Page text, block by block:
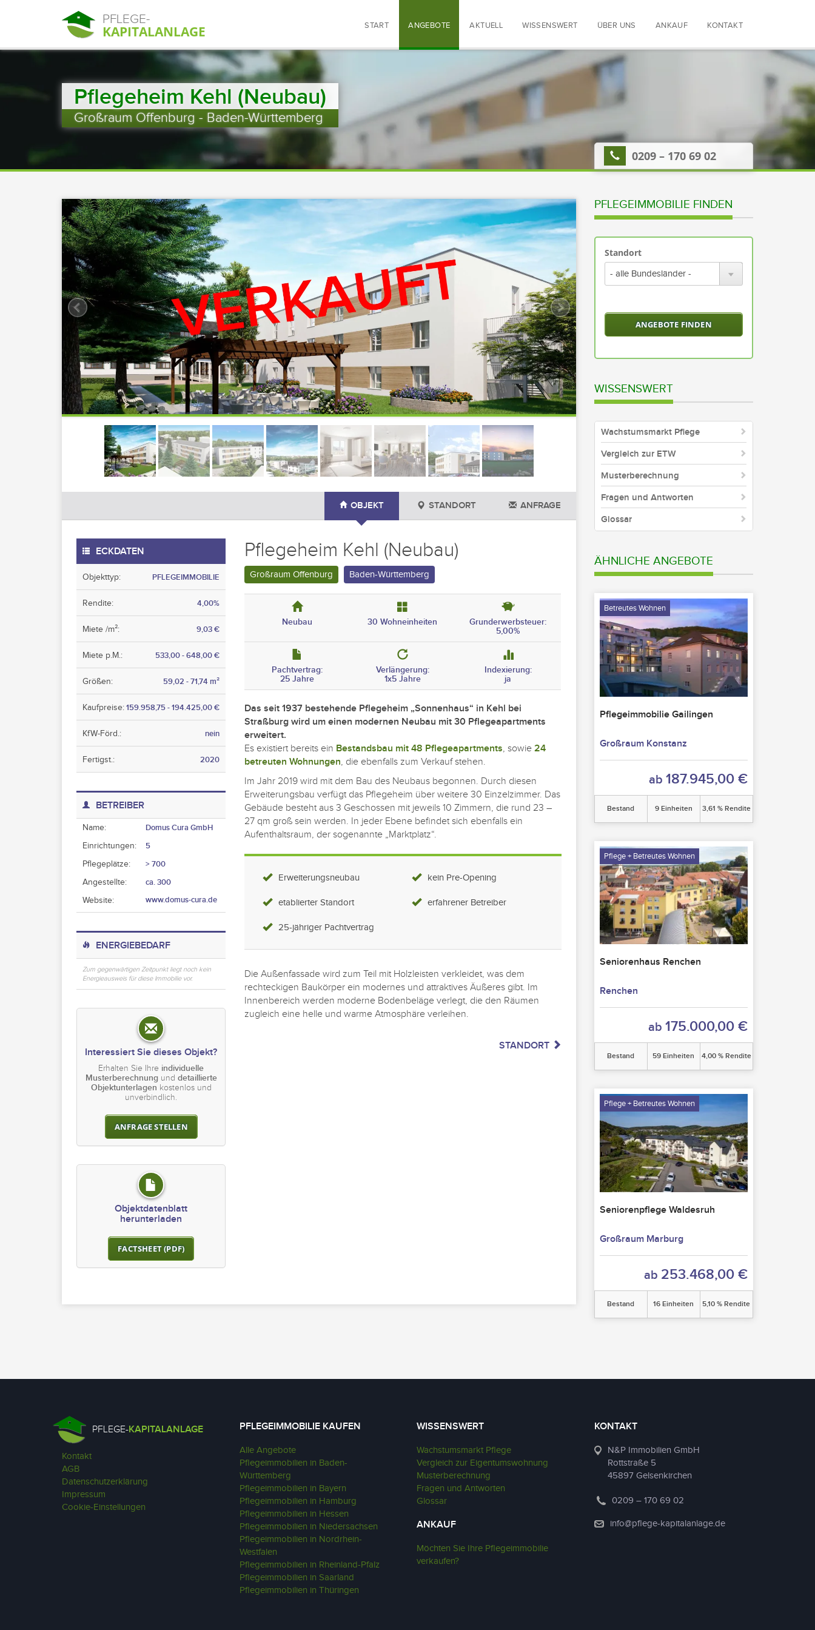
PFLEGE-
KAPITALANLAGE START ANGEBOTE AKTUELL WISSENSWERT ÜBER UNS ANKAUF KONTAKT
Pflegeheim Kehl (Neubau)
Großraum Offenburg - Baden-Württemberg
0209 – 170 69 02
OBJEKT STANDORT ANFRAGE
Pflegeheim Kehl (Neubau)
Großraum Offenburg Baden-Württemberg
ECKDATEN
Objekttyp: PFLEGEIMMOBILIE
Rendite: 4,00%
Miete /m²: 9,03 €
Miete p.M.: 533,00 - 648,00 €
Größen: 59,02 - 71,74 m²
Kaufpreise:159.958,75 - 194.425,00 €
KfW-Förd.: nein
Fertigst.: 2020
BETREIBER
Name:
Domus Cura GmbH
Einrichtungen:
5
Pflegeplätze:
> 700
Angestellte:
ca. 300
Website:
www.domus-cura.de
ENERGIEBEDARF
Zum gegenwärtigen Zeitpunkt liegt noch kein
Energieausweis für diese Immobilie vor.
Interessiert Sie dieses Objekt?
Erhalten Sie Ihre individuelle
Musterberechnungund detaillierte
Objektunterlagen kostenlos und
unverbindlich.
ANFRAGE STELLEN
Objektdatenblatt
herunterladen
FACTSHEET (PDF)
Neubau 30 Wohneinheiten
Grunderwerbsteuer:
5,00%
Pachtvertrag:
25 Jahre
Verlängerung:
1x5 Jahre
Indexierung:
ja
Das seit 1937 bestehende Pflegeheim „Sonnenhaus“ in Kehl bei
Straßburg wird um einen modernen Neubau mit 30 Pflegeapartments
erweitert.
Es existiert bereits ein Bestandsbau mit 48 Pflegeapartments, sowie 24
betreuten Wohnungen, die ebenfalls zum Verkauf stehen.
Im Jahr 2019 wird mit dem Bau des Neubaus begonnen. Durch diesen
Erweiterungsbau verfügt das Pflegeheim über weitere 30 Einzelzimmer. Das
Gebäude besteht aus 3 Geschossen mit jeweils 10 Zimmern, die rund 23 –
27 qm groß sein werden. In jeder Ebene befindet sich ebenfalls ein
Aufenthaltsraum, der sogenannte „Marktplatz“.
Erweiterungsneubau
etablierter Standort
25-jähriger Pachtvertrag
kein Pre-Opening
erfahrener Betreiber
Die Außenfassade wird zum Teil mit Holzleisten verkleidet, was dem
rechteckigen Baukörper ein modernes und attraktives Äußeres gibt. Im
Innenbereich werden moderne Bodenbeläge verlegt, die den Räumen
zugleich eine helle und warme Atmosphäre verleihen.
STANDORT
PFLEGEIMMOBILIE FINDEN
Standort
Bundesländer
WISSENSWERT
Wachstumsmarkt Pflege
Vergleich zur ETW
Musterberechnung
Fragen und Antworten
Glossar
ÄHNLICHE ANGEBOTE
Betreutes Wohnen
Pflegeimmobilie Gailingen
Großraum Konstanz
ab 187.945,00 €
Bestand 9 Einheiten 3,61 % Rendite
Pflege + Betreutes Wohnen
Seniorenhaus Renchen
Renchen
ab 175.000,00 €
Bestand 59 Einheiten 4,00 % Rendite
Pflege + Betreutes Wohnen
Seniorenpflege Waldesruh
Großraum Marburg
ab 253.468,00 €
Bestand 16 Einheiten 5,10 % Rendite
PFLEGE-KAPITALANLAGE
Kontakt
AGB
Datenschutzerklärung
Impressum
Cookie-Einstellungen
PFLEGEIMMOBILIE KAUFEN
Alle Angebote
Pflegeimmobilien in Baden-
Württemberg
Pflegeimmobilien in Bayern
Pflegeimmobilien in Hamburg
Pflegeimmobilien in Hessen
Pflegeimmobilien in Niedersachsen
Pflegeimmobilien in Nordrhein-
Westfalen
Pflegeimmobilien in Rheinland-Pfalz
Pflegeimmobilien in Saarland
Pflegeimmobilien in Thüringen
WISSENSWERT
Wachstumsmarkt Pflege
Vergleich zur Eigentumswohnung
Musterberechnung
Fragen und Antworten
Glossar
ANKAUF
Möchten Sie Ihre Pflegeimmobilie
verkaufen?
KONTAKT
N&P Immobilien GmbH
Rottstraße 5
45897 Gelsenkirchen
0209 – 170 69 02
info@pflege-kapitalanlage.de